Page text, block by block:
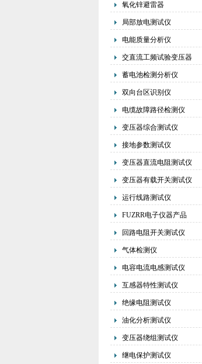
氧化锌避雷器
局部放电测试仪
电能质量分析仪
交直流工频试验变压器
蓄电池检测分析仪
双向台区识别仪
电缆故障路径检测仪
变压器综合测试仪
接地参数测试仪
变压器直流电阻测试仪
变压器有载开关测试仪
运行线路测试仪
FUZRR电子仪器产品
回路电阻开关测试仪
气体检测仪
电容电流电感测试仪
互感器特性测试仪
绝缘电阻测试仪
油化分析测试仪
变压器绕组测试仪
继电保护测试仪